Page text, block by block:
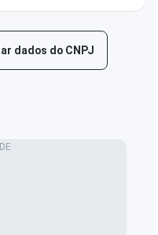
dados do CNPJ